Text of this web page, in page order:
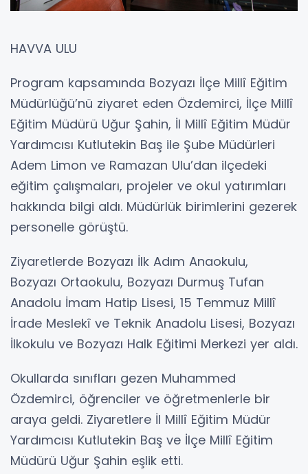
HAVVA ULU
Program kapsamında Bozyazı İlçe Millî Eğitim
Müdürlüğü’nü ziyaret eden Özdemirci, İlçe Millî
Eğitim Müdürü Uğur Şahin, İl Millî Eğitim Müdür
Yardımcısı Kutlutekin Baş ile Şube Müdürleri
Adem Limon ve Ramazan Ulu’dan ilçedeki
eğitim çalışmaları, projeler ve okul yatırımları
hakkında bilgi aldı. Müdürlük birimlerini gezerek
personelle görüştü.
Ziyaretlerde Bozyazı İlk Adım Anaokulu,
Bozyazı Ortaokulu, Bozyazı Durmuş Tufan
Anadolu İmam Hatip Lisesi, 15 Temmuz Millî
İrade Meslekî ve Teknik Anadolu Lisesi, Bozyazı
İlkokulu ve Bozyazı Halk Eğitimi Merkezi yer aldı.
Okullarda sınıfları gezen Muhammed
Özdemirci, öğrenciler ve öğretmenlerle bir
araya geldi. Ziyaretlere İl Millî Eğitim Müdür
Yardımcısı Kutlutekin Baş ve İlçe Millî Eğitim
Müdürü Uğur Şahin eşlik etti.